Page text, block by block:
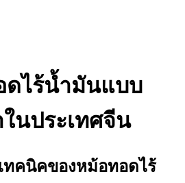
ไร้น้ำมันแบบ
นประเทศจีน
ทคนิคของหม้อทอดไร้